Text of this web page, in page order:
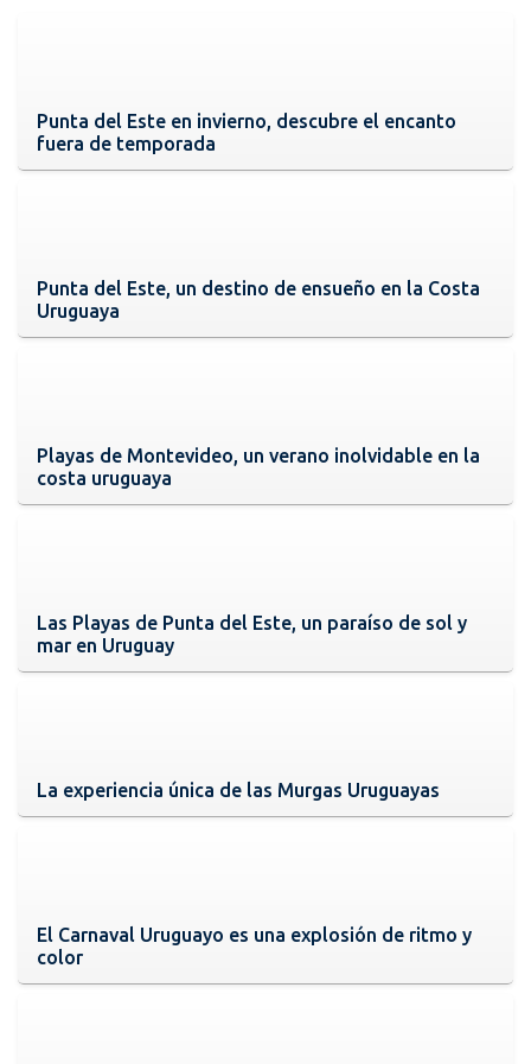
Punta del Este en invierno, descubre el encanto
fuera de temporada
Punta del Este, un destino de ensueño en la Costa
Uruguaya
Playas de Montevideo, un verano inolvidable en la
costa uruguaya
Las Playas de Punta del Este, un paraíso de sol y
mar en Uruguay
La experiencia única de las Murgas Uruguayas
El Carnaval Uruguayo es una explosión de ritmo y
color